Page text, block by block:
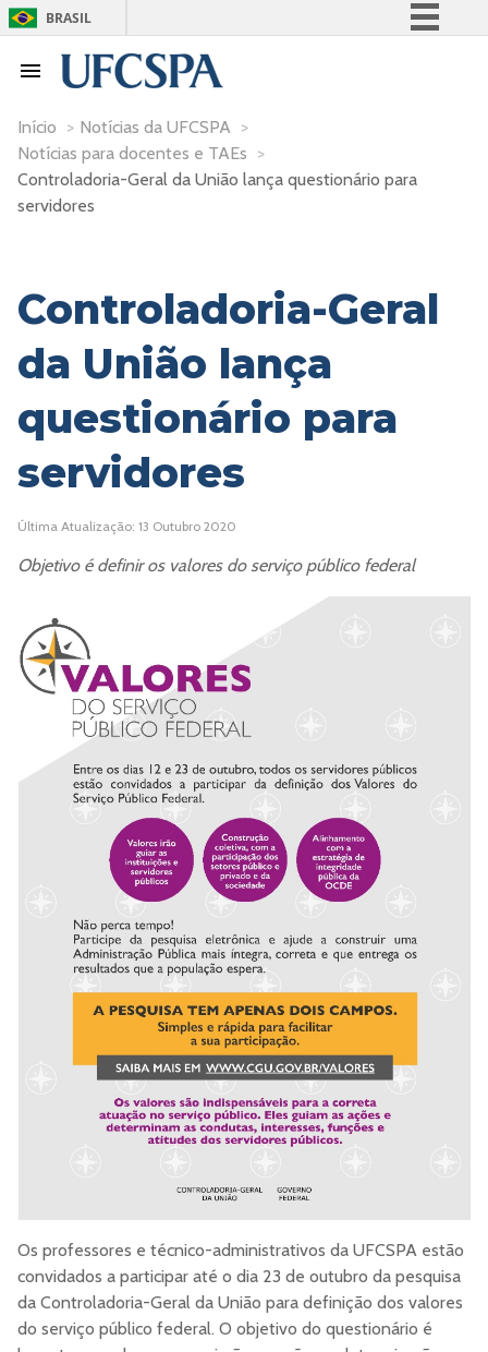
BRASIL
Início > Notícias da UFCSPA >
Notícias para docentes e TAEs >
Controladoria-Geral da União lança questionário para
servidores
Controladoria-Geral
da União lança
questionário para
servidores
Última Atualização: 13 Outubro 2020
Objetivo é definir os valores do serviço público federal
Os professores e técnico-administrativos da UFCSPA estão
convidados a participar até o dia 23 de outubro da pesquisa
da Controladoria-Geral da União para definição dos valores
do serviço público federal. O objetivo do questionário é